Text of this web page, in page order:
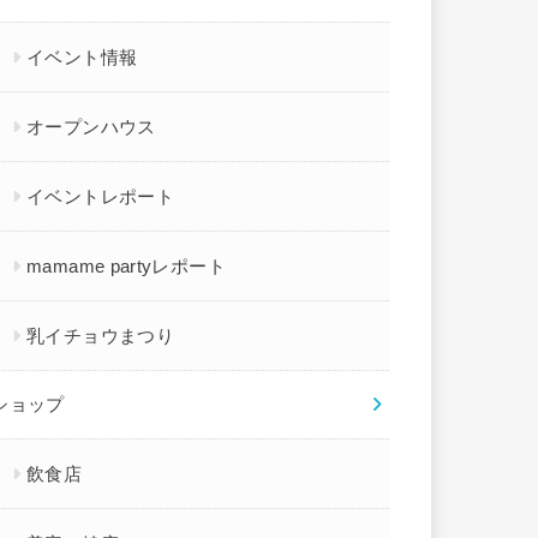
イベント情報
オープンハウス
イベントレポート
mamame partyレポート
乳イチョウまつり
ョップ
飲食店